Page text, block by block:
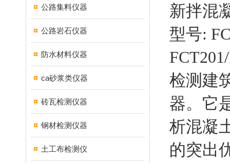
公路集料仪器
公路岩石仪器
防水材料仪器
ca砂浆类仪器
砖瓦检测仪器
钢材检测仪器
土工布检测仪
新拌混
型号:
检测建
器。它
析混凝
的突出